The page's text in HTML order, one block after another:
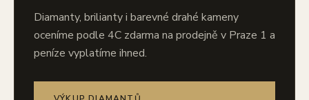
Diamanty, brilianty i barevné drahé kameny
oceníme podle 4C zdarma na prodejně v Praze 1 a
peníze vyplatíme ihned.